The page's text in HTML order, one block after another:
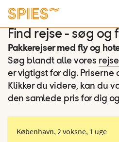
Find rejse - søg og
Pakkerejser med fly og
Søg blandt alle vores
er vigtigst for dig.
Klikker du videre, kan du
den samlede pris for dig
København, 2 voksne, 1 uge